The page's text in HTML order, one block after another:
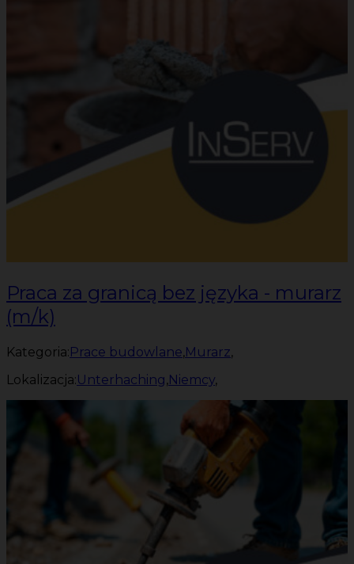
Praca za granicą bez języka - murarz
(m/k)
Kategoria:Prace budowlane,Murarz,
Lokalizacja:Unterhaching,Niemcy,